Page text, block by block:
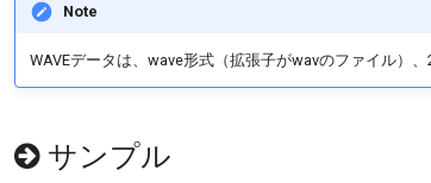
Note
WAVEデータは、wave形式（拡張子がwavのファイル）
サンプル